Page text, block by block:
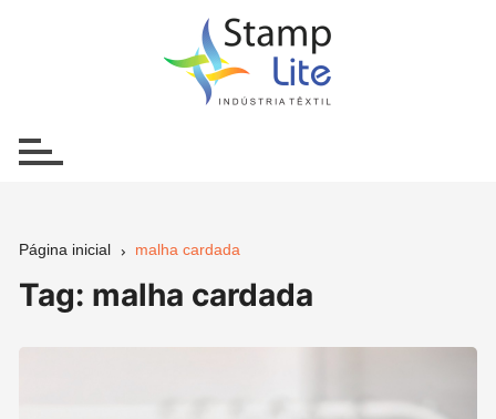
Página inicial malha cardada
Tag: malha cardada